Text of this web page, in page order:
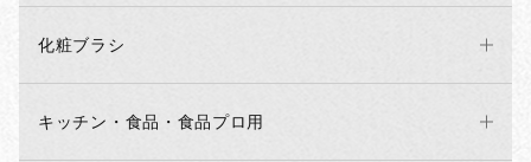
化粧ブラシ
キッチン・食品・食品プロ用